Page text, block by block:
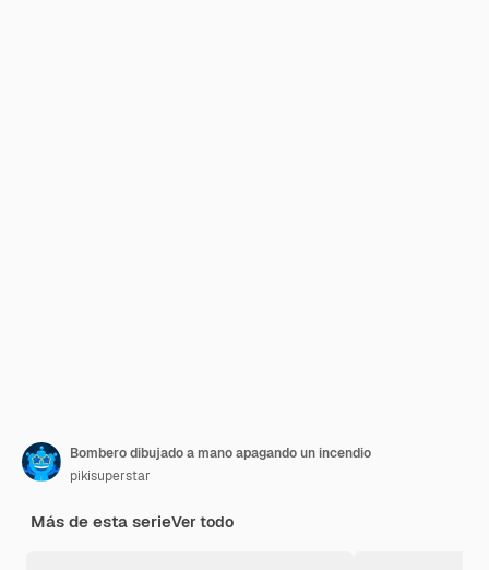
Bombero dibujado a mano apagando un incendio
pikisuperstar
Más de esta serieVer todo